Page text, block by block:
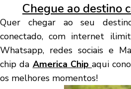
Chegue ao destino
Quer chegar ao seu
conectado, com internet
Whatsapp, redes sociais e
chip da America Chipaqui
os melhores momentos!